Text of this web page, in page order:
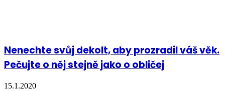
Nenechte svůj dekolt, aby prozradil váš věk.
Pečujte o něj stejně jako o obličej
15.1.2020